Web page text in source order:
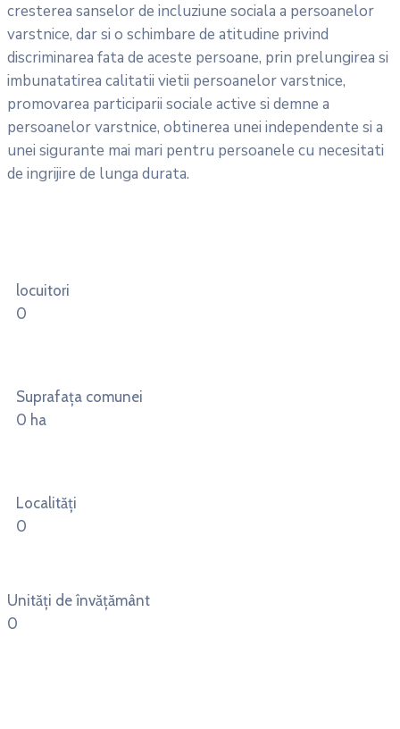
cresterea sanselor de incluziune sociala a persoanelor
varstnice, dar si o schimbare de atitudine privind
discriminarea fata de aceste persoane, prin prelungirea si
imbunatatirea calitatii vietii persoanelor varstnice,
promovarea participarii sociale active si demne a
persoanelor varstnice, obtinerea unei independente si a
unei sigurante mai mari pentru persoanele cu necesitati
de ingrijire de lunga durata.
locuitori
0
Suprafața comunei
0 ha
Localități
0
Unități de învățământ
0